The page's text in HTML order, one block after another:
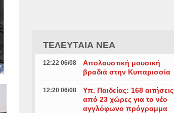
ΤΕΛΕΥΤΑΙΑ ΝΕΑ
12:22 06/08
Απολαυστική μουσική
βραδιά στην Κυπαρισσία
12:20 06/08
Υπ. Παιδείας: 168 αιτήσεις
από 23 χώρες για το νέο
αγγλόφωνο πρόγραμμα